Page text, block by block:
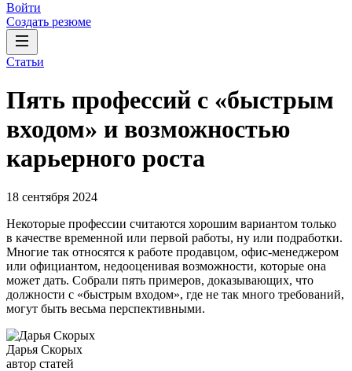
Войти
Создать резюме
Статьи
Пять профессий с «быстрым
входом» и возможностью
карьерного роста
18 сентября 2024
Некоторые профессии считаются хорошим вариантом только
в качестве временной или первой работы, ну или подработки.
Многие так относятся к работе продавцом, офис-менеджером
или официантом, недооценивая возможности, которые она
может дать. Собрали пять примеров, доказывающих, что
должности с «быстрым входом», где не так много требований,
могут быть весьма перспективными.
Дарья Скорых
автор статей